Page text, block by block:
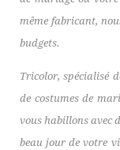
même fabricant,
budgets.
Tricolor, spécialisé
de costumes de
vous habillons avec
beau jour de votre